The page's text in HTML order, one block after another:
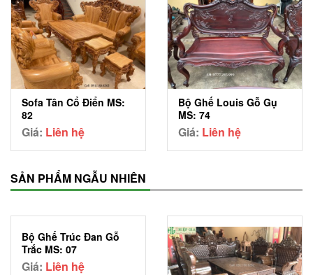
Sofa Tân Cổ Điển MS:
82
Giá: Liên hệ
Bộ Ghế Louis Gỗ Gụ
MS: 74
Giá: Liên hệ
SẢN PHẨM NGẪU NHIÊN
Bộ Ghế Trúc Đan Gỗ
Trắc MS: 07
Giá: Liên hệ